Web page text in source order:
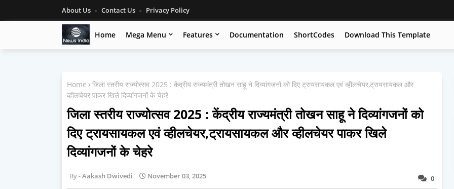
About Us Contact Us Privacy Policy
Home Mega Menu Features Documentation ShortCodes Download This Template
Home
जिला स्तरीय राज्योत्सव 2025 : केंद्रीय राज्यमंत्री तोखन साहू ने दिव्यांगजनों को दिए ट्रायसायकल एवं व्हीलचेयर,ट्रायसायकल और
व्हीलचेयर पाकर खिले दिव्यांगजनों के चेहरे
जिला स्तरीय राज्योत्सव 2025 : केंद्रीय राज्यमंत्री तोखन साहू ने दिव्यांगजनों को
दिए ट्रायसायकल एवं व्हीलचेयर,ट्रायसायकल और व्हीलचेयर पाकर खिले
दिव्यांगजनों के चेहरे
0
Aakash Dwivedi November 03, 2025